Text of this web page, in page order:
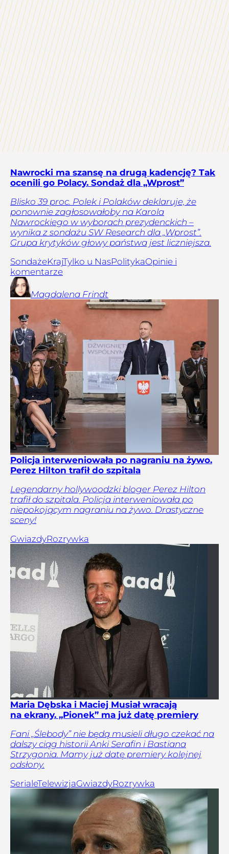
Nawrocki ma szansę na drugą kadencję? Tak
ocenili go Polacy. Sondaż dla „Wprost”
Blisko 39 proc. Polek i Polaków deklaruje, że
ponownie zagłosowałoby na Karola
Nawrockiego w wyborach prezydenckich –
wynika z sondażu SW Research dla „Wprost”.
Grupa krytyków głowy państwa jest liczniejsza.
SondażeKrajTylko u NasPolitykaOpinie i
komentarze
Magdalena Frindt
Policja interweniowała po nagraniu na żywo.
Perez Hilton trafił do szpitala
Legendarny hollywoodzki bloger Perez Hilton
trafił do szpitala. Policja interweniowała po
niepokojącym nagraniu na żywo. Drastyczne
sceny!
GwiazdyRozrywka
Maria Dębska i Maciej Musiał wracają
na ekrany. „Pionek” ma już datę premiery
Fani „Ślebody” nie będą musieli długo czekać na
dalszy ciąg historii Anki Serafin i Bastiana
Strzygonia. Mamy już datę premiery kolejnej
odsłony.
SerialeTelewizjaGwiazdyRozrywka